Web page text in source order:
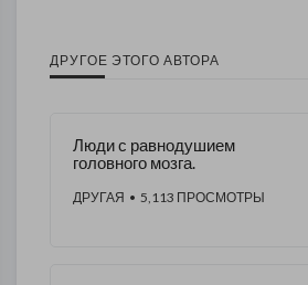
ДРУГОЕ ЭТОГО АВТОРА
Люди с равнодушием
головного мозга.
ДРУГАЯ • 5,113 ПРОСМОТРЫ